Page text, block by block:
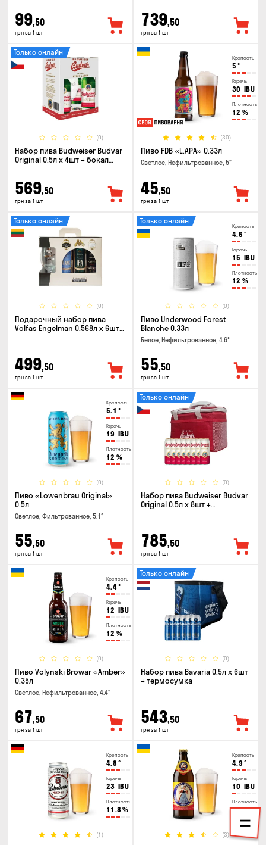
99,50
грн за 1 шт
739,50
грн за 1 шт
(0)
Только онлайн
Набор пива Budweiser Budvar
Original 0.5л х 4шт + бокал
569,50
грн за 1 шт
Крепость
5 °
Горечь
30 IBU
Плотность
12 %
(30)
Пиво FDB «L.APA» 0.33л
Светлое, Нефильтрованное, 5°
45,50
грн за 1 шт
(0)
Только онлайн
Подарочный набор пива
Volfas Engelman 0.568л x 6шт +
499,50
грн за 1 шт
Крепость
4.6 °
Горечь
15 IBU
Плотность
12 %
(0)
Только онлайн
Пиво Underwood Forest
Blanche 0.33л
Белое, Нефильтрованное, 4.6°
55,50
грн за 1 шт
Крепость
5.1 °
Горечь
19 IBU
Плотность
12 %
(0)
Пиво «Lowenbrau Original»
0.5л
Светлое, Фильтрованное, 5.1°
55,50
грн за 1 шт
(0)
Только онлайн
Набор пива Budweiser Budvar
Original 0.5л x 8шт +
785,50
грн за 1 шт
Крепость
4.4°
Горечь
12 IBU
Плотность
12 %
(0)
Пиво Volynski Browar «Amber»
0.35л
Светлое, Нефильтрованное, 4.4°
67,50
грн за 1 шт
(0)
Только онлайн
Набор пива Bavaria 0.5л х 6шт
+ термосумка
543,50
грн за 1 шт
Крепость
4.8 °
Горечь
23 IBU
Плотность
11.8 %
(1)
Крепость
4.9 °
Горечь
10 IBU
Плотность
11%
(3)